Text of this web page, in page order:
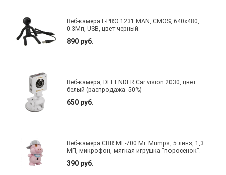
Веб-камера L-PRO 1231 MAN, CMOS, 640x480,
0.3Мп, USB, цвет черный.
890 руб.
Веб-камера, DEFENDER Car vision 2030, цвет
белый (распродажа -50%)
650 руб.
Веб-камера CBR MF-700 Mr. Mumps, 5 линз, 1,3
МП, микрофон, мягкая игрушка "поросенок".
390 руб.